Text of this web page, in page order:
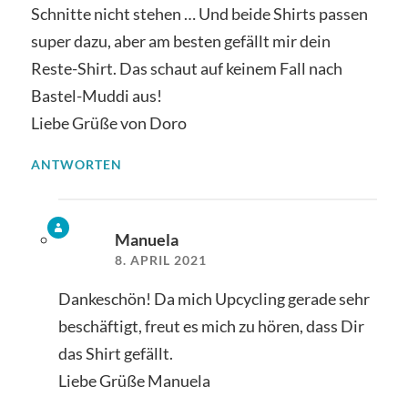
Schnitte nicht stehen … Und beide Shirts passen
super dazu, aber am besten gefällt mir dein
Reste-Shirt. Das schaut auf keinem Fall nach
Bastel-Muddi aus!
Liebe Grüße von Doro
ANTWORTEN
Manuela
8. APRIL 2021
Dankeschön! Da mich Upcycling gerade sehr
beschäftigt, freut es mich zu hören, dass Dir
das Shirt gefällt.
Liebe Grüße Manuela